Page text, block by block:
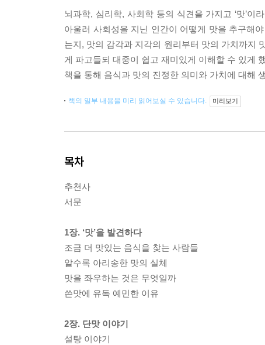
뇌과학, 심리학, 사회학 등의 식견을 가지고 ‘맛’
아울러 사회성을 지닌 인간이 어떻게 맛을 추구해
는지, 맛의 감각과 지각의 원리부터 맛의 가치까지
게 파고들되 대중이 쉽고 재미있게 이해할 수 있게
책을 통해 음식과 맛의 진정한 의미와 가치에 대해
책의 일부 내용을 미리 읽어보실 수 있습니다. 미리보기
목차
추천사
서문
1장. ‘맛’을 발견하다
조금 더 맛있는 음식을 찾는 사람들
알수록 아리송한 맛의 실체
맛을 좌우하는 것은 무엇일까
쓴맛에 유독 예민한 이유
2장. 단맛 이야기
설탕 이야기